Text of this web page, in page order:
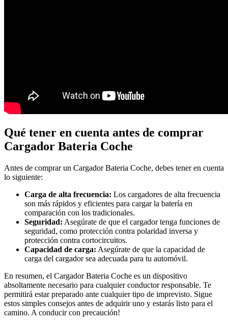
Qué tener en cuenta antes de comprar
Cargador Bateria Coche
Antes de comprar un Cargador Bateria Coche, debes tener en cuenta
lo siguiente:
Carga de alta frecuencia: Los cargadores de alta frecuencia
son más rápidos y eficientes para cargar la batería en
comparación con los tradicionales.
Seguridad: Asegúrate de que el cargador tenga funciones de
seguridad, como protección contra polaridad inversa y
protección contra cortocircuitos.
Capacidad de carga: Asegúrate de que la capacidad de
carga del cargador sea adecuada para tu automóvil.
En resumen, el Cargador Bateria Coche es un dispositivo
absoltamente necesario para cualquier conductor responsable. Te
permitirá estar preparado ante cualquier tipo de imprevisto. Sigue
estos simples consejos antes de adquirir uno y estarás listo para el
camino. A conducir con precaución!